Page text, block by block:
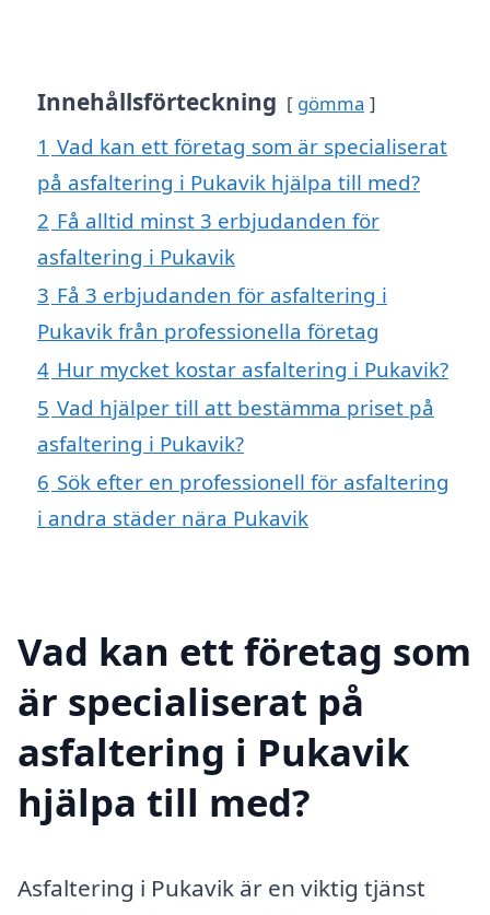
Innehållsförteckning gömma
1 Vad kan ett företag som är specialiserat
på asfaltering i Pukavik hjälpa till med?
2 Få alltid minst 3 erbjudanden för
asfaltering i Pukavik
3 Få 3 erbjudanden för asfaltering i
Pukavik från professionella företag
4 Hur mycket kostar asfaltering i Pukavik?
5 Vad hjälper till att bestämma priset på
asfaltering i Pukavik?
6 Sök efter en professionell för asfaltering
i andra städer nära Pukavik
Vad kan ett företag som
är specialiserat på
asfaltering i Pukavik
hjälpa till med?
Asfaltering i Pukavik är en viktig tjänst